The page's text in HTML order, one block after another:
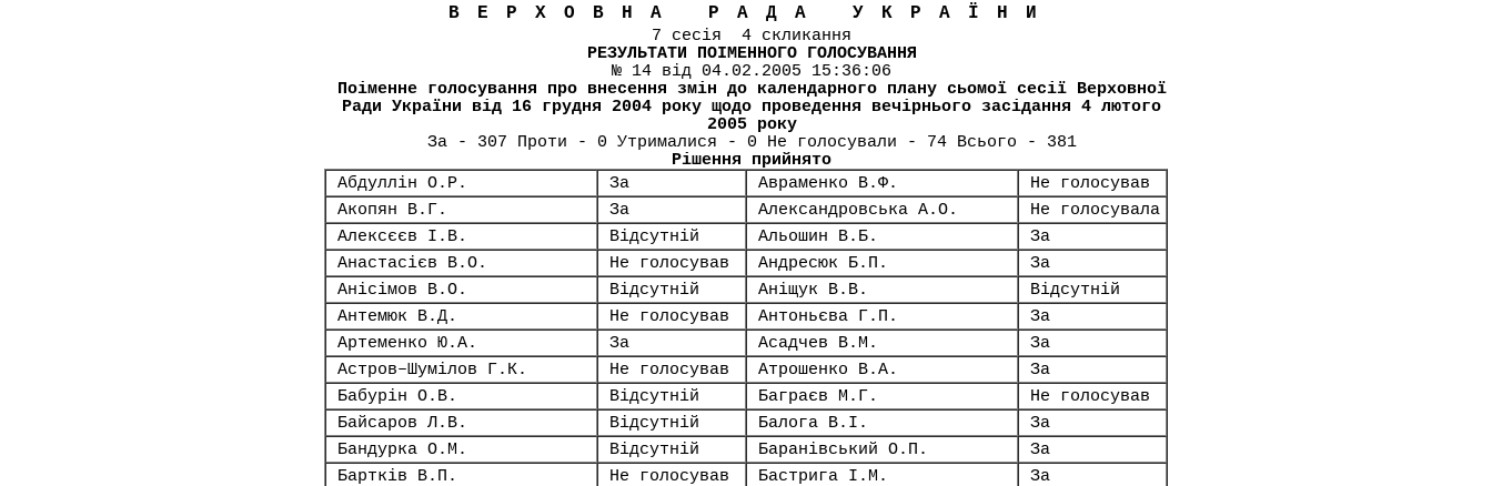
ВЕРХОВНА РАДА УКРАЇНИ
7 сесія 4 скликання
РЕЗУЛЬТАТИ ПОІМЕННОГО ГОЛОСУВАННЯ
№ 14 від 04.02.2005 15:36:06
Поіменне голосування про внесення змін до календарного плану сьомої сесії Верховної
Ради України від 16 грудня 2004 року щодо проведення вечірнього засідання 4 лютого
2005 року
За - 307 Проти - 0 Утрималися - 0 Не голосували - 74 Всього - 381
Рішення прийнято
Абдуллін О.Р.
За Авраменко В.Ф.
Не голосував
Акопян В.Г.
За Александровська А.О.
Не голосувала
Алексєєв І.В.
Відсутній Альошин В.Б.
За
Анастасієв В.О.
Не голосував Андресюк Б.П.
За
Анісімов В.О.
Відсутній Аніщук В.В.
Відсутній
Антемюк В.Д.
Не голосував Антоньєва Г.П.
За
Артеменко Ю.А.
За Асадчев В.М.
За
Астров–Шумілов Г.К.
Не голосував Атрошенко В.А.
За
Бабурін О.В.
Відсутній Баграєв М.Г.
Не голосував
Байсаров Л.В.
Відсутній Балога В.І.
За
Бандурка О.М.
Відсутній Баранівський О.П.
За
Бартків В.П.
Не голосував Бастрига І.М.
За